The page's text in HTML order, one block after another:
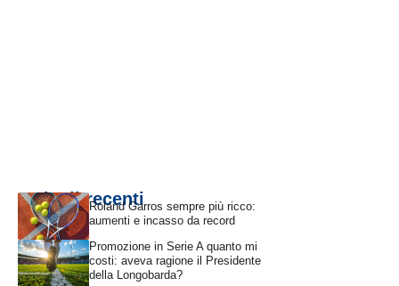
Articoli recentiRoland Garros sempre più ricco:
aumenti e incasso da record
Promozione in Serie A quanto mi
costi: aveva ragione il Presidente
della Longobarda?